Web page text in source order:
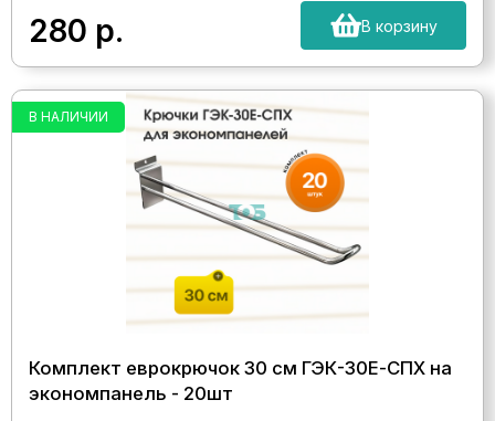
280 р. В корзину
В НАЛИЧИИ
Комплект еврокрючок 30 см ГЭК-30Е-СПХ на
экономпанель - 20шт